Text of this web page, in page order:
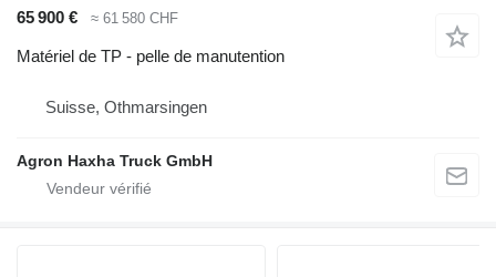
65 900 €
≈ 61 580 CHF
Matériel de TP - pelle de manutention
Suisse, Othmarsingen
Agron Haxha Truck GmbH